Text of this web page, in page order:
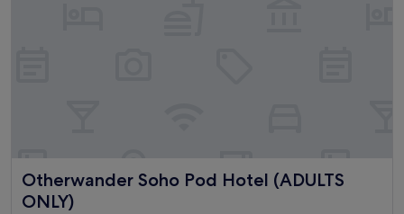
Otherwander Soho Pod Hotel (ADULTS
ONLY)
Otherwander Soho Pod Hotel (ADULTS ONLY)